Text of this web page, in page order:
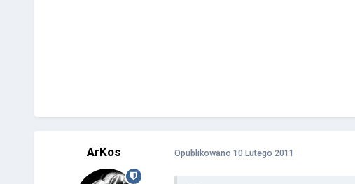
ArKos Opublikowano 10 Lutego 2011